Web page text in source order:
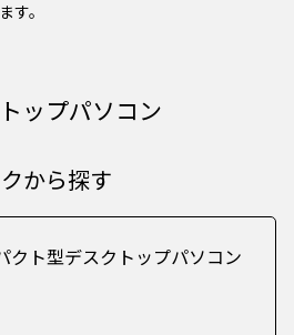
す。
ップパソコン
から探す
クト型デスクトップパソコン